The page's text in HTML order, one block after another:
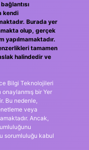
kendi
Burada yer
olup, gerçek
yapılmamaktadır.
tamamen
halindedir ve
Bilgi Teknolojileri
bir Yer
Bu nedenle,
veya
Ancak,
sorumluluğu kabul